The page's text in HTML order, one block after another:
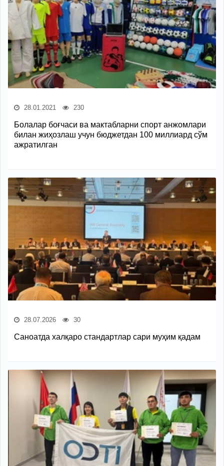
28.01.2021 230
Болалар боғчаси ва мактабларни спорт анжомлари
билан жиҳозлаш учун бюджетдан 100 миллиард сўм
ажратилган
28.07.2026 30
Саноатда халқаро стандартлар сари муҳим қадам